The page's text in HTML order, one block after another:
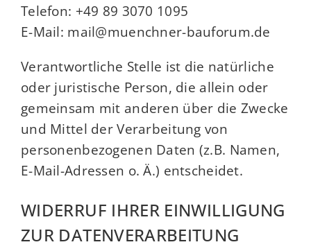
Telefon: +49 89 3070 1095
E-Mail: mail@muenchner-bauforum.de
Verantwortliche Stelle ist die natürliche
oder juristische Person, die allein oder
gemeinsam mit anderen über die Zwecke
und Mittel der Verarbeitung von
personenbezogenen Daten (z.B. Namen,
E-Mail-Adressen o. Ä.) entscheidet.
WIDERRUF IHRER EINWILLIGUNG
ZUR DATENVERARBEITUNG